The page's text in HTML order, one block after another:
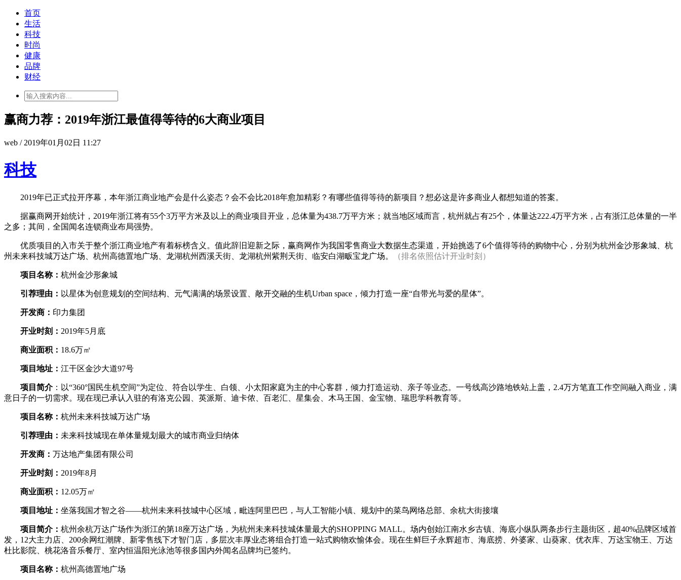
首页
生活
科技
时尚
健康
品牌
财经
赢商力荐：2019年浙江最值得等待的6大商业项目
web / 2019年01月02日 11:27
科技
2019年已正式拉开序幕，本年浙江商业地产会是什么姿态？会不会比2018年愈加精彩？有哪些值得等待的新项目？想必这是许多商业人都想知道的答案。
据赢商网开始统计，2019年浙江将有55个3万平方米及以上的商业项目开业，总体量为438.7万平方米；就当地区域而言，杭州就占有25个，体量达222.4万平方米，占有浙江总体量的一半
之多；其间，全国闻名连锁商业布局强势。
优质项目的入市关于整个浙江商业地产有着标榜含义。值此辞旧迎新之际，赢商网作为我国零售商业大数据生态渠道，开始挑选了6个值得等待的购物中心，分别为杭州金沙形象城、杭
州未来科技城万达广场、杭州高德置地广场、龙湖杭州西溪天街、龙湖杭州紫荆天街、临安白湖畈宝龙广场。
（排名依照估计开业时刻）
项目名称： 杭州金沙形象城
引荐理由： 以星体为创意规划的空间结构、元气满满的场景设置、敞开交融的生机Urban space，倾力打造一座“自带光与爱的星体”。
开发商： 印力集团
开业时刻： 2019年5月底
商业面积： 18.6万㎡
项目地址： 江干区金沙大道97号
项目简介：以“360°国民生机空间”为定位、符合以学生、白领、小太阳家庭为主的中心客群，倾力打造运动、亲子等业态。一号线高沙路地铁站上盖，2.4万方笔直工作空间融入商业，满
意日子的一切需求。现在现已承认入驻的有洛克公园、英派斯、迪卡侬、百老汇、星集会、木马王国、金宝物、瑞思学科教育等。
项目名称： 杭州未来科技城万达广场
引荐理由： 未来科技城现在单体量规划最大的城市商业归纳体
开发商： 万达地产集团有限公司
开业时刻： 2019年8月
商业面积： 12.05万㎡
项目地址： 坐落我国才智之谷——杭州未来科技城中心区域，毗连阿里巴巴，与人工智能小镇、规划中的菜鸟网络总部、余杭大街接壤
项目简介： 杭州余杭万达广场作为浙江的第18座万达广场，为杭州未来科技城体量最大的SHOPPING MALL。场内创始江南水乡古镇、海底小纵队两条步行主题街区，超40%品牌区域首
发，12大主力店、200余网红潮牌、新零售线下才智门店，多层次丰厚业态将组合打造一站式购物欢愉体会。现在生鲜巨子永辉超市、海底捞、外婆家、山葵家、优衣库、万达宝物王、万达
杜比影院、桃花洛音乐餐厅、室内恒温阳光泳池等很多国内外闻名品牌均已签约。
项目名称： 杭州高德置地广场